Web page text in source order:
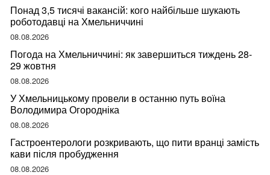
Понад 3,5 тисячі вакансій: кого найбільше шукають
роботодавці на Хмельниччині
08.08.2026
Погода на Хмельниччині: як завершиться тиждень 28-
29 жовтня
08.08.2026
У Хмельницькому провели в останню путь воїна
Володимира Огородніка
08.08.2026
Гастроентерологи розкривають, що пити вранці замість
кави після пробудження
08.08.2026